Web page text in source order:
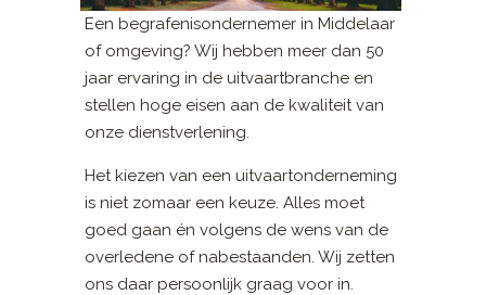
Een begrafenisondernemer in Middelaar
of omgeving? Wij hebben meer dan 50
jaar ervaring in de uitvaartbranche en
stellen hoge eisen aan de kwaliteit van
onze dienstverlening.
Het kiezen van een uitvaartonderneming
is niet zomaar een keuze. Alles moet
goed gaan én volgens de wens van de
overledene of nabestaanden. Wij zetten
ons daar persoonlijk graag voor in.